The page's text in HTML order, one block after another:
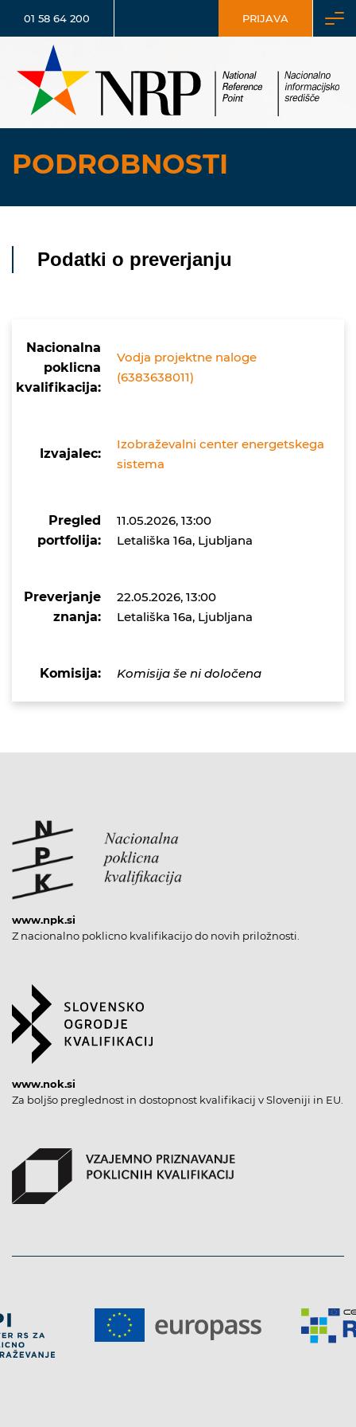
01 58 64 200 PRIJAVA
PODROBNOSTI
Podatki o preverjanju
Nacionalna
poklicna
kvalifikacija:
Vodja projektne naloge
(6383638011)
Izvajalec:
Izobraževalni center energetskega
sistema
Pregled
portfolija:
11.05.2026, 13:00
Letališka 16a, Ljubljana
Preverjanje
znanja:
22.05.2026, 13:00
Letališka 16a, Ljubljana
Komisija: Komisija še ni določena
www.npk.si
Z nacionalno poklicno kvalifikacijo do novih priložnosti.
www.nok.si
Za boljšo preglednost in dostopnost kvalifikacij v Sloveniji in EU.